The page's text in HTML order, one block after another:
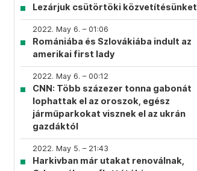
Lezárjuk csütörtöki közvetítésünket
2022. May 6. – 01:06
Romániába és Szlovákiába indult az
amerikai first lady
2022. May 6. – 00:12
CNN: Több százezer tonna gabonát
lophattak el az oroszok, egész
járműparkokat visznek el az ukrán
gazdáktól
2022. May 5. – 21:43
Harkivban már utakat renoválnak,